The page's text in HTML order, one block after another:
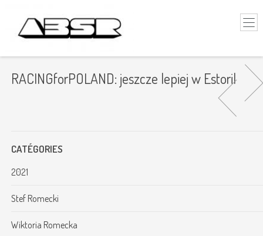
RACINGforPOLAND: jeszcze lepiej w Estoril
CATÉGORIES
2021
Stef Romecki
Wiktoria Romecka